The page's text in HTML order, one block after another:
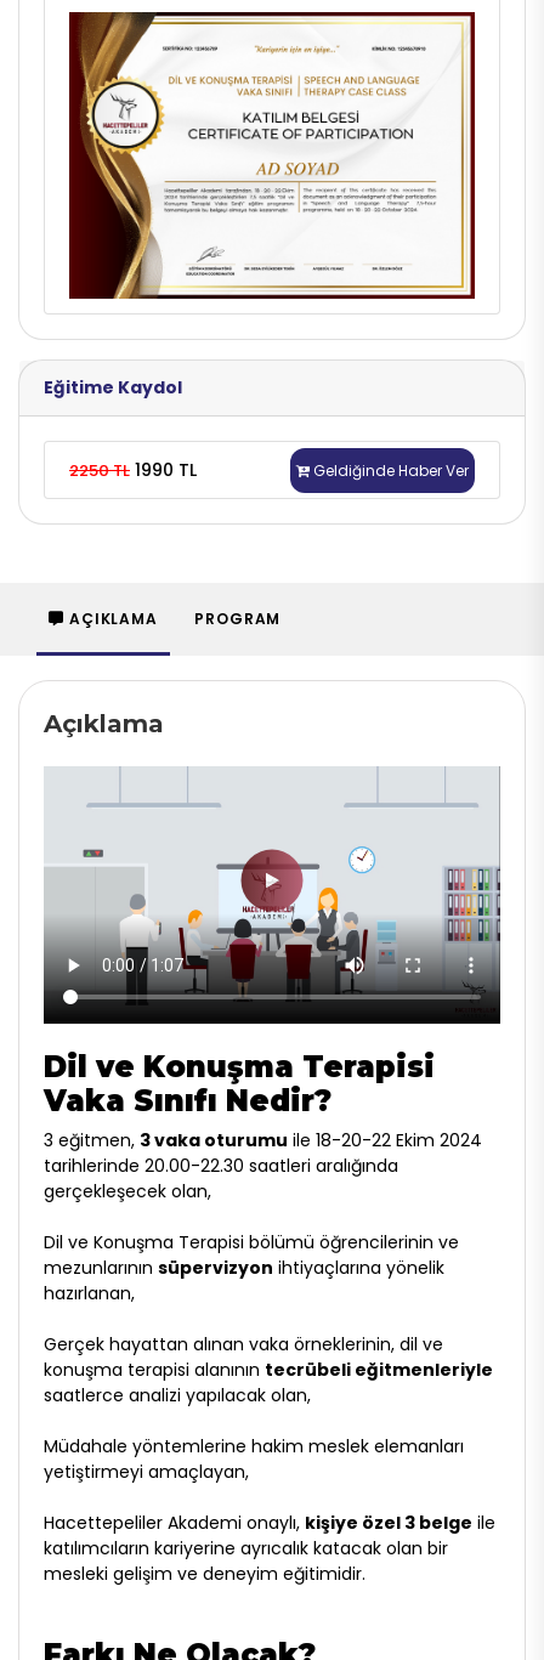
Eğitime Kaydol
2250 TL 1990 TL Geldiğinde Haber Ver
AÇIKLAMA PROGRAM
Açıklama
Dil ve Konuşma Terapisi
Vaka Sınıfı Nedir?
3 eğitmen, 3 vaka oturumu ile 18-20-22 Ekim 2024
tarihlerinde 20.00-22.30 saatleri aralığında
gerçekleşecek olan,
Dil ve Konuşma Terapisi bölümü öğrencilerinin ve
mezunlarının süpervizyon ihtiyaçlarına yönelik
hazırlanan,
Gerçek hayattan alınan vaka örneklerinin, dil ve
konuşma terapisi alanının tecrübeli eğitmenleriyle
saatlerce analizi yapılacak olan,
Müdahale yöntemlerine hakim meslek elemanları
yetiştirmeyi amaçlayan,
Hacettepeliler Akademi onaylı, kişiye özel 3 belge ile
katılımcıların kariyerine ayrıcalık katacak olan bir
mesleki gelişim ve deneyim eğitimidir.